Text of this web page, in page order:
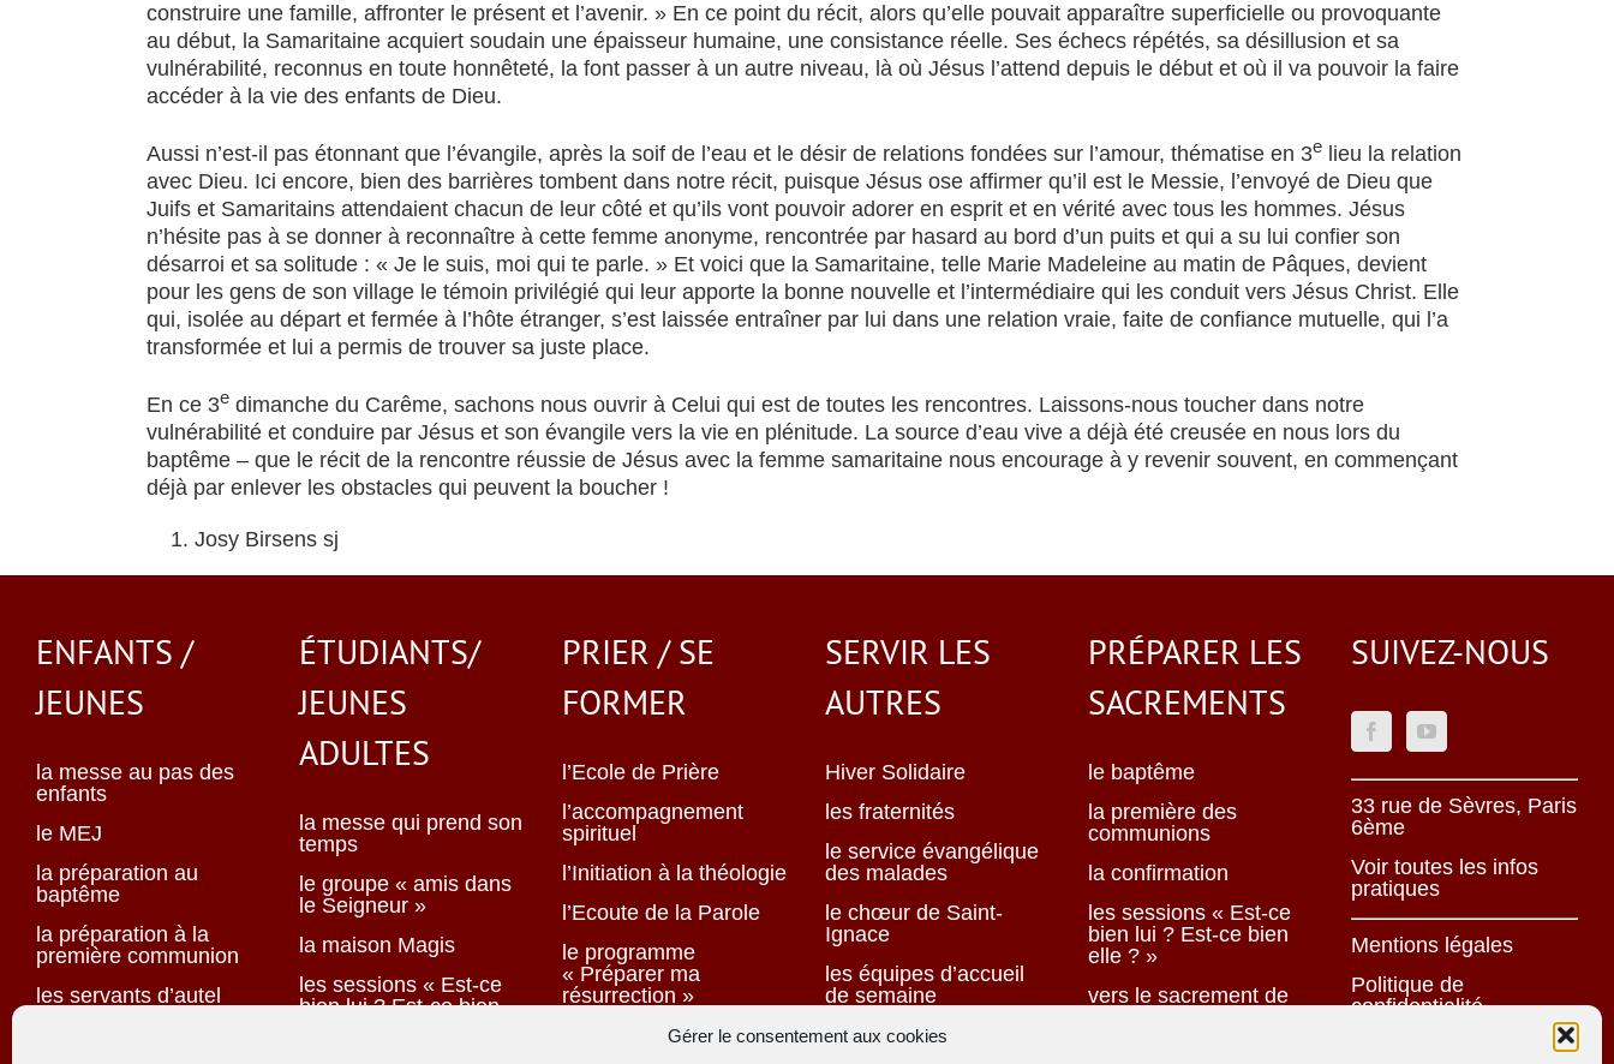
Gérer le consentement aux cookies
construire une famille, affronter le présent et l’avenir. » En ce point du récit, alors qu’elle pouvait apparaître superficielle ou provoquante
au début, la Samaritaine acquiert soudain une épaisseur humaine, une consistance réelle. Ses échecs répétés, sa désillusion et sa
vulnérabilité, reconnus en toute honnêteté, la font passer à un autre niveau, là où Jésus l’attend depuis le début et où il va pouvoir la faire
accéder à la vie des enfants de Dieu.
Aussi n’est-il pas étonnant que l’évangile, après la soif de l’eau et le désir de relations fondées sur l’amour, thématise en 3elieu la relation
avec Dieu. Ici encore, bien des barrières tombent dans notre récit, puisque Jésus ose affirmer qu’il est le Messie, l’envoyé de Dieu que
Juifs et Samaritains attendaient chacun de leur côté et qu’ils vont pouvoir adorer en esprit et en vérité avec tous les hommes. Jésus
n’hésite pas à se donner à reconnaître à cette femme anonyme, rencontrée par hasard au bord d’un puits et qui a su lui confier son
désarroi et sa solitude : « Je le suis, moi qui te parle. » Et voici que la Samaritaine, telle Marie Madeleine au matin de Pâques, devient
pour les gens de son village le témoin privilégié qui leur apporte la bonne nouvelle et l’intermédiaire qui les conduit vers Jésus Christ. Elle
qui, isolée au départ et fermée à l’hôte étranger, s’est laissée entraîner par lui dans une relation vraie, faite de confiance mutuelle, qui l’a
transformée et lui a permis de trouver sa juste place.
En ce 3edimanche du Carême, sachons nous ouvrir à Celui qui est de toutes les rencontres. Laissons-nous toucher dans notre
vulnérabilité et conduire par Jésus et son évangile vers la vie en plénitude. La source d’eau vive a déjà été creusée en nous lors du
baptême – que le récit de la rencontre réussie de Jésus avec la femme samaritaine nous encourage à y revenir souvent, en commençant
déjà par enlever les obstacles qui peuvent la boucher !
Josy Birsens sj
ENFANTS /
JEUNES
la messe au pas des
enfants
le MEJ
la préparation au
baptême
la préparation à la
première communion
les servants d’autel
ÉTUDIANTS/
JEUNES
ADULTES
la messe qui prend son
temps
le groupe « amis dans
le Seigneur »
la maison Magis
les sessions « Est-ce
bien lui ? Est-ce bien
PRIER / SE
FORMER
l’Ecole de Prière
l’accompagnement
spirituel
l’Initiation à la théologie
l’Ecoute de la Parole
le programme
« Préparer ma
résurrection »
Groupe de partage :
SERVIR LES
AUTRES
Hiver Solidaire
les fraternités
le service évangélique
des malades
le chœur de Saint-
Ignace
les équipes d’accueil
de semaine
le service de la
PRÉPARER LES
SACREMENTS
le baptême
la première des
communions
la confirmation
les sessions « Est-ce
bien lui ? Est-ce bien
elle ? »
vers le sacrement de
SUIVEZ-NOUS
33 rue de Sèvres, Paris
6ème
Voir toutes les infos
pratiques
Mentions légales
Politique de
confidentialité
Une oeuvre jésuite